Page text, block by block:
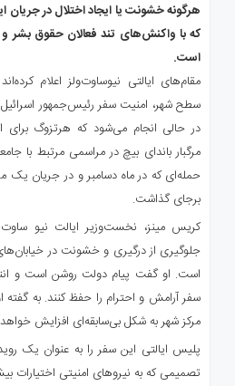
هرگونه خشونت یا ایجاد اختلال در
که با واکنش‌های تند فعالان حقوق بشر
است.
مقام‌های ایالتی نیوساوت‌ولز اعلام
سطح شهر، امنیت سفر رئیس‌جمهور
در حالی انجام می‌شود که هرتزوگ برای
مرگبار باندای بیچ در مراسمی مرتبط با
برجای گذاشت.
کریس مینز، نخست‌وزیر ایالت نیو ساوت
جلوگیری از درگیری و خشونت در
است. او گفت پیام دولت روشن است و
سفر آرامش و احترام را حفظ کنند. به
مرکز شهر به شکل بی‌سابقه‌ای افزایش
پلیس ایالتی این سفر را به عنوان یک
تصمیمی که به نیروهای امنیتی اختیارات